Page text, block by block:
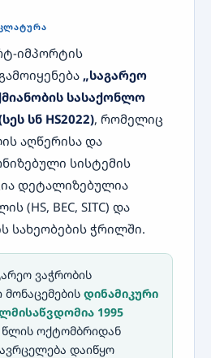
იმპორტის
„საგარეო
სასაქონლო
სნ HS2022), რომელიც
აღწერისა და
სისტემის
დეტალიზებულია
(HS, BEC, SITC) და
სახეობების ჭრილში.
ვაჭრობის
დინამიკური
1995
წლის ოქტომბრიდან
დაიწყო